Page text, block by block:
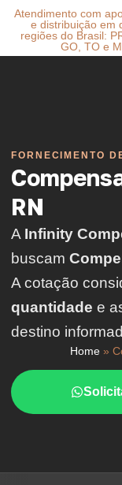
Atendimento com
e distribuição em
regiões do Brasil:
GO, TO e
FORNECIMENTO
RN
A Infinity
buscam
A cotação
quantidade e
destino
Home»